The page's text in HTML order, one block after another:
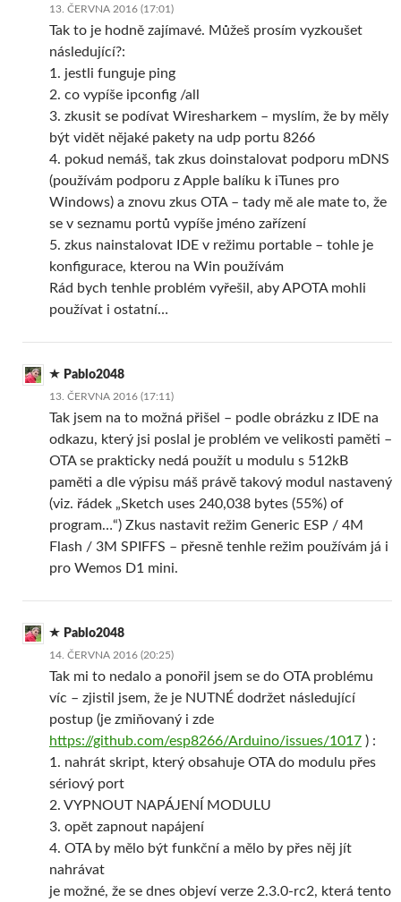
13. ČERVNA 2016 (17:01)
Tak to je hodně zajímavé. Můžeš prosím vyzkoušet
následující?:
1. jestli funguje ping
2. co vypíše ipconfig /all
3. zkusit se podívat Wiresharkem – myslím, že by měly
být vidět nějaké pakety na udp portu 8266
4. pokud nemáš, tak zkus doinstalovat podporu mDNS
(používám podporu z Apple balíku k iTunes pro
Windows) a znovu zkus OTA – tady mě ale mate to, že
se v seznamu portů vypíše jméno zařízení
5. zkus nainstalovat IDE v režimu portable – tohle je
konfigurace, kterou na Win používám
Rád bych tenhle problém vyřešil, aby APOTA mohli
používat i ostatní…
Pablo2048
13. ČERVNA 2016 (17:11)
Tak jsem na to možná přišel – podle obrázku z IDE na
odkazu, který jsi poslal je problém ve velikosti paměti –
OTA se prakticky nedá použít u modulu s 512kB
paměti a dle výpisu máš právě takový modul nastavený
(viz. řádek „Sketch uses 240,038 bytes (55%) of
program…“) Zkus nastavit režim Generic ESP / 4M
Flash / 3M SPIFFS – přesně tenhle režim používám já i
pro Wemos D1 mini.
Pablo2048
14. ČERVNA 2016 (20:25)
Tak mi to nedalo a ponořil jsem se do OTA problému
víc – zjistil jsem, že je NUTNÉ dodržet následující
postup (je zmiňovaný i zde
https://github.com/esp8266/Arduino/issues/1017 ) :
1. nahrát skript, který obsahuje OTA do modulu přes
sériový port
2. VYPNOUT NAPÁJENÍ MODULU
3. opět zapnout napájení
4. OTA by mělo být funkční a mělo by přes něj jít
nahrávat
je možné, že se dnes objeví verze 2.3.0-rc2, která tento